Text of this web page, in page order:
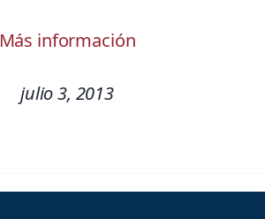
Más información
julio 3, 2013